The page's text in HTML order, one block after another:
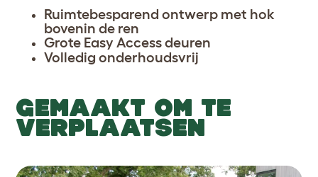
Ruimtebesparend ontwerp met hok
bovenin de ren
Grote Easy Access deuren
Volledig onderhoudsvrij
GEMAAKT OM TE
VERPLAATSEN